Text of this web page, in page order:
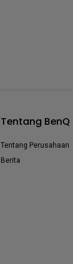
Tentang BenQ
Tentang Perusahaan
Berita